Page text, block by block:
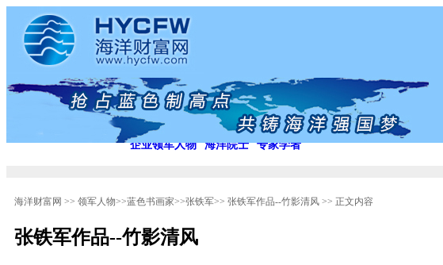
首 页 蓝色浪潮 海洋风云 海洋文化 海洋视频
中国海洋书画研究院 中国海洋财富研究院 半岛蓝色经济区专家
企业领军人物
海洋院士 专家学者
海洋财富网 >> 领军人物>>蓝色书画家>>张铁军>> 张铁军作品--竹影清风 >> 正文内容
张铁军作品--竹影清风